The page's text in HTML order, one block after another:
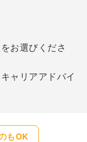
お選びくださ
ャリアアドバイ
もOK